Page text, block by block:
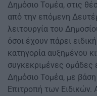
Δημόσιο Τομέα, στις
από την επόμενη
λειτουργία του
όσοι έχουν πάρει
κατηγορία αυξημένου
συγκεκριμένες
Δημόσιο Τομέα, με
Επιτροπή των Ειδικών.